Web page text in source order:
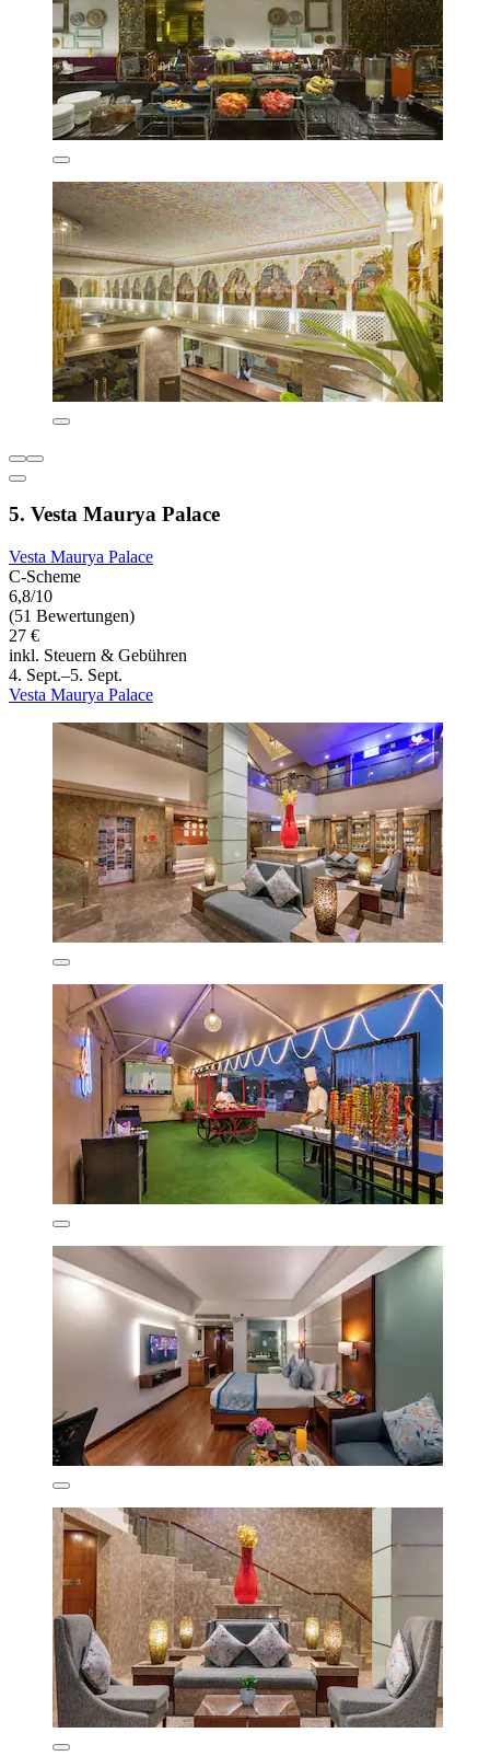
5. Vesta Maurya Palace
Vesta Maurya Palace
C-Scheme
6,8/10
(51 Bewertungen)
27 €
inkl. Steuern & Gebühren
4. Sept.–5. Sept.
Vesta Maurya Palace